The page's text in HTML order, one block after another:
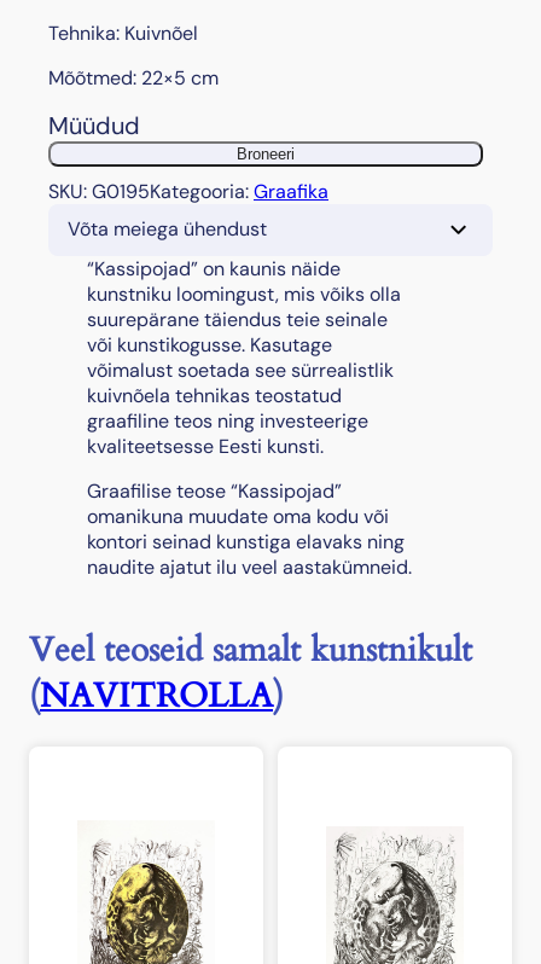
Tehnika: Kuivnõel
Mõõtmed: 22×5 cm
Müüdud
Broneeri
SKU:G0195Kategooria:Graafika
Võta meiega ühendust
“Kassipojad” on kaunis näide
kunstniku loomingust, mis võiks olla
suurepärane täiendus teie seinale
või kunstikogusse. Kasutage
võimalust soetada see sürrealistlik
kuivnõela tehnikas teostatud
graafiline teos ning investeerige
kvaliteetsesse Eesti kunsti.
Graafilise teose “Kassipojad”
omanikuna muudate oma kodu või
kontori seinad kunstiga elavaks ning
naudite ajatut ilu veel aastakümneid.
Veel teoseid samalt kunstnikult
(NAVITROLLA)